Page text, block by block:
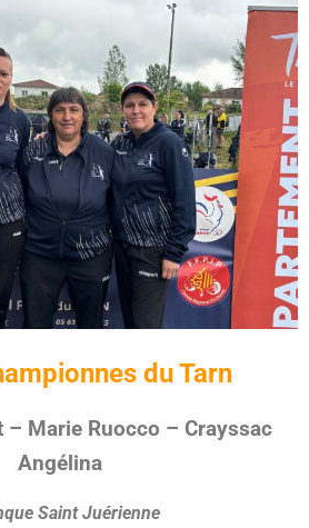
du Tarn
– Marie Ruocco – Crayssac
Angélina
Saint Juérienne